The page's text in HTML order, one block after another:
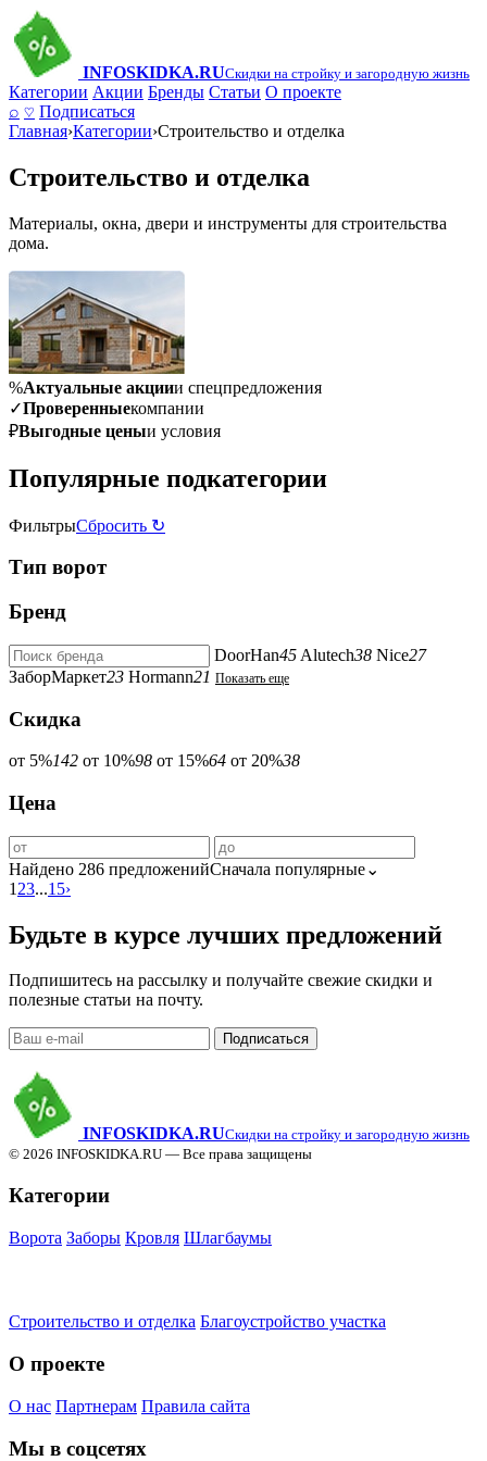
INFOSKIDKA.RUСкидки на стройку и загородную жизнь
Категории Акции Бренды Статьи О проекте
⌕ ♡ Подписаться
Главная›Категории›Строительство и отделка
Строительство и отделка
Материалы, окна, двери и инструменты для строительства
дома.
%Актуальные акциии спецпредложения
✓Проверенныекомпании
₽Выгодные ценыи условия
Популярные подкатегории
ФильтрыСбросить ↻
Тип ворот
Бренд
DoorHan45 Alutech38 Nice27
ЗаборМаркет23 Hormann21 Показать еще
Скидка
от 5%142 от 10%98 от 15%64 от 20%38
Цена
Найдено 286 предложенийСначала популярные⌄
1 23...15›
Будьте в курсе лучших предложений
Подпишитесь на рассылку и получайте свежие скидки и
полезные статьи на почту.
Подписаться
INFOSKIDKA.RUСкидки на стройку и загородную жизнь
© 2026 INFOSKIDKA.RU — Все права защищены
Категории
Ворота Заборы Кровля Шлагбаумы
Строительство и отделка Благоустройство участка
О проекте
О нас Партнерам Правила сайта
Мы в соцсетях